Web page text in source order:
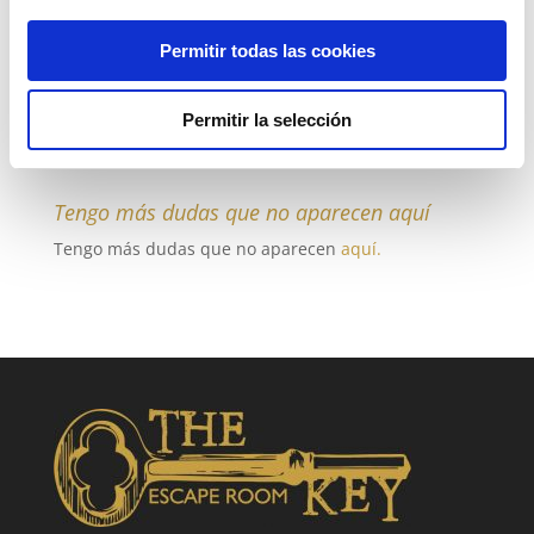
Permitir todas las cookies
Permitir la selección
misterio del juego pero con objetos que encontraréis
en unos cofres.
¿Jugamos todos juntos?
En cualquiera de nuestros juegos siempre jugáis
todos juntos.
Tengo más dudas que no aparecen aquí
Tengo más dudas que no aparecen aquí.